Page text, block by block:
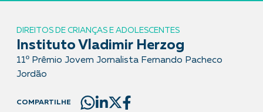
DIREITOS DE CRIANÇAS E ADOLESCENTES
Instituto Vladimir Herzog
11º Prêmio Jovem Jornalista Fernando Pacheco
Jordão
COMPARTILHE